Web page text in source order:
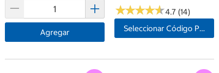
Agregar
★★★★★
★★★★★4.7 (14)
Seleccionar Código Postal